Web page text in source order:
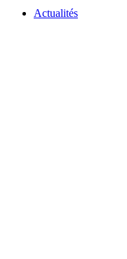
Actualités